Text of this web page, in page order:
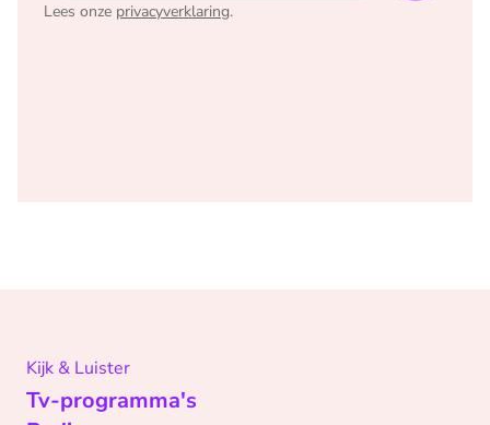
Lees onze privacyverklaring.
Kijk & Luister
Tv-programma's